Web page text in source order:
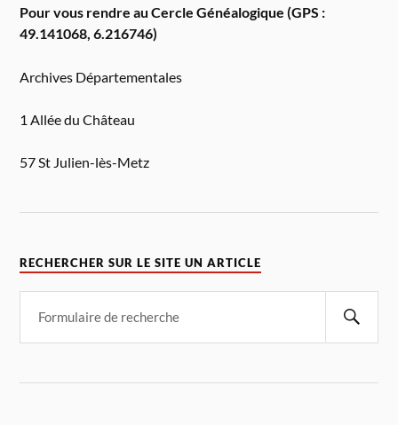
Pour vous rendre au Cercle Généalogique (GPS :
49.141068, 6.216746)
Archives Départementales
1 Allée du Château
57 St Julien-lès-Metz
RECHERCHER SUR LE SITE UN ARTICLE